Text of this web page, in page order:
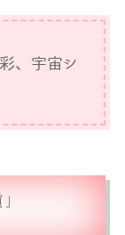
、宇宙シ